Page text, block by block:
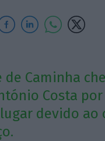
de Caminha
Costa
devido ao